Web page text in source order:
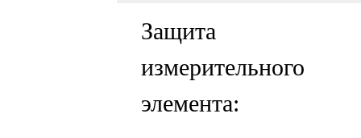
Защита
измерительного
элемента: